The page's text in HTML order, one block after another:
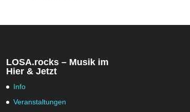
LOSA.rocks – Musik im
Hier & Jetzt
Info
Veranstaltungen